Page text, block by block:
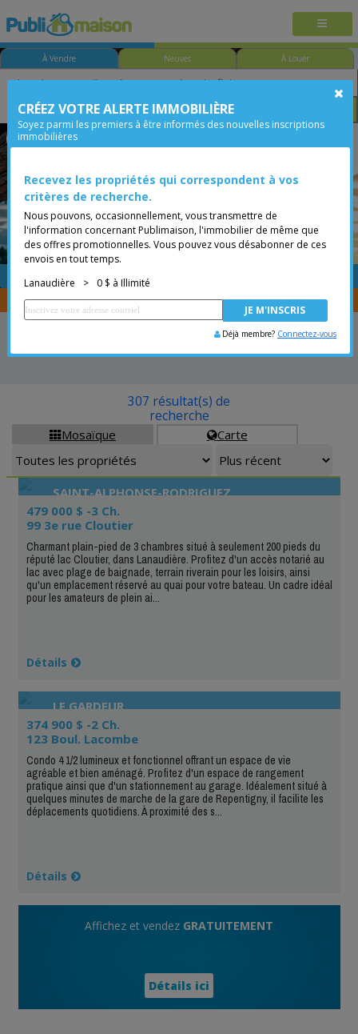
À Vendre Neuves À Louer
Chambre Prix
Lanoraie
Placer une annonce
Vous êtes courtier, transférer vos propriétés avecCENTRIS
Mosaïque Carte
307 résultat(s) de
recherche
SAINT-ALPHONSE-RODRIGUEZ
479 000 $ -3 Ch.
99 3e rue Cloutier
Charmant plain-pied de 3 chambres situé à seulement 200 pieds du
réputé lac Cloutier, dans Lanaudière. Profitez d'un accès notarié au
lac avec plage de baignade, terrain riverain pour les loisirs, ainsi
qu'un emplacement réservé au quai pour votre bateau. Un cadre idéal
pour les amateurs de plein ai...
Détails
LE GARDEUR
374 900 $ -2 Ch.
123 Boul. Lacombe
Condo 4 1/2 lumineux et fonctionnel offrant un espace de vie
agréable et bien aménagé. Profitez d'un espace de rangement
pratique ainsi que d'un stationnement au garage. Idéalement situé à
quelques minutes de marche de la gare de Repentigny, il facilite les
déplacements quotidiens. À proximité des s...
Détails
Affichez et vendez GRATUITEMENT
Détails ici
CRÉEZ VOTRE ALERTE IMMOBILIÈRE
Soyez parmi les premiers à être informés des nouvelles inscriptions
immobilières
Recevez les propriétés qui correspondent à vos
critères de recherche.
Nous pouvons, occasionnellement, vous transmettre de
l'information concernant Publimaison, l'immobilier de même que
des offres promotionnelles. Vous pouvez vous désabonner de ces
envois en tout temps.
Lanaudière
> 0 $ à Illimité
Déjà membre? Connectez-vous